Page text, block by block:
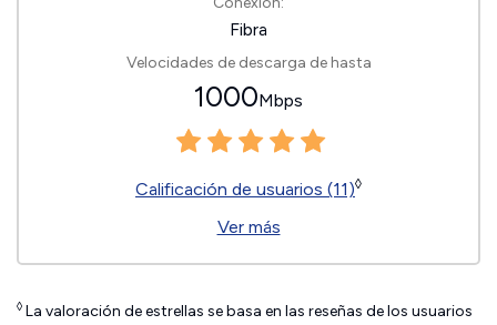
Fibra
Velocidades de descarga de hasta
1000Mbps
Calificación de usuarios (11)◊
Ver más
◊ La valoración de estrellas se basa en las reseñas de los usuarios